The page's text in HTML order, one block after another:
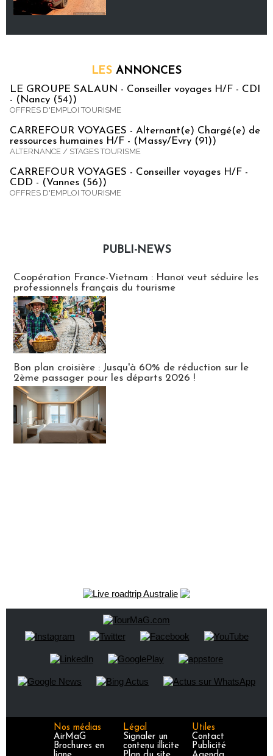
LES ANNONCES
LE GROUPE SALAUN - Conseiller voyages H/F - CDI
- (Nancy (54))
OFFRES D'EMPLOI TOURISME
CARREFOUR VOYAGES - Alternant(e) Chargé(e) de
ressources humaines H/F - (Massy/Evry (91))
ALTERNANCE / STAGES TOURISME
CARREFOUR VOYAGES - Conseiller voyages H/F -
CDD - (Vannes (56))
OFFRES D'EMPLOI TOURISME
PUBLI-NEWS
Coopération France-Vietnam : Hanoï veut séduire les
professionnels français du tourisme
Bon plan croisière : Jusqu'à 60% de réduction sur le
2ème passager pour les départs 2026 !
Nos médias
AirMaG
Brochures en
Légal
Signaler un
contenu illicite
Utiles
Contact
Publicité